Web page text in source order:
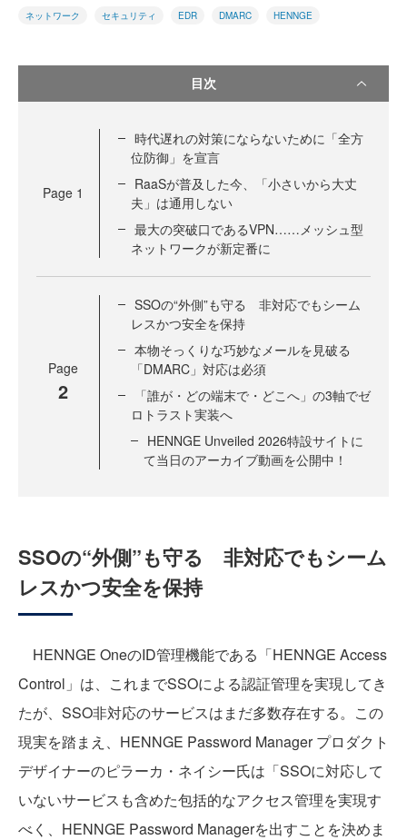
ネットワーク セキュリティ EDR DMARC HENNGE
目次
Page 1
時代遅れの対策にならないために「全方
位防御」を宣言
RaaSが普及した今、「小さいから大丈
夫」は通用しない
最大の突破口であるVPN……メッシュ型
ネットワークが新定番に
Page
2
SSOの“外側”も守る 非対応でもシーム
レスかつ安全を保持
本物そっくりな巧妙なメールを見破る
「DMARC」対応は必須
「誰が・どの端末で・どこへ」の3軸でゼ
ロトラスト実装へ
HENNGE Unveiled 2026特設サイトに
て当日のアーカイブ動画を公開中！
SSOの“外側”も守る 非対応でもシーム
レスかつ安全を保持
HENNGE OneのID管理機能である「HENNGE Access
Control」は、これまでSSOによる認証管理を実現してき
たが、SSO非対応のサービスはまだ多数存在する。この
現実を踏まえ、HENNGE Password Manager プロダクト
デザイナーのピラーカ・ネイシー氏は「SSOに対応して
いないサービスも含めた包括的なアクセス管理を実現す
べく、HENNGE Password Managerを出すことを決めま